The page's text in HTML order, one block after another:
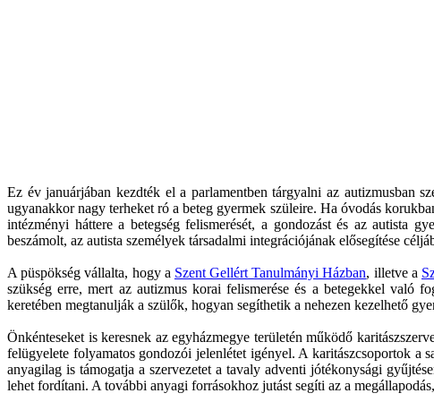
Ez év januárjában kezdték el a parlamentben tárgyalni az autizmusban
ugyanakkor nagy terheket ró a beteg gyermek szüleire. Ha óvodás
intézményi háttere a betegség felismerését, a gondozást és az autista
beszámolt, az autista személyek társadalmi integrációjának elősegítése
A püspökség vállalta, hogy a Szent Gellért Tanulmányi Házban, illetve a
szükség erre, mert az autizmus korai felismerése és a betegekkel való
keretében megtanulják a szülők, hogyan segíthetik a nehezen kezelhető
Önkénteseket is keresnek az egyházmegye területén működő
felügyelete folyamatos gondozói jelenlétet igényel. A karitászcsoportok a
anyagilag is támogatja a szervezetet a tavaly adventi jótékonysági
lehet fordítani. A további anyagi forrásokhoz jutást segíti az a